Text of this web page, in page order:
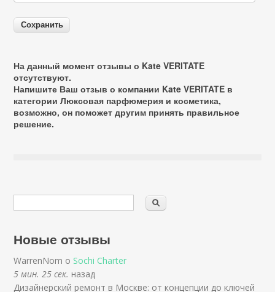
На данный момент отзывы о Kate VERITATE
отсутствуют.
Напишите Ваш отзыв о компании Kate VERITATE в
категорииЛюксовая парфюмерия и косметика,
возможно, он поможет другим принять правильное
решение.
Новые отзывы
WarrenNom о Sochi Charter
5 мин. 25 сек. назад
Дизайнерский ремонт в Москве: от концепции до ключей